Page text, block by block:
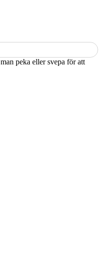
peka eller svepa för att